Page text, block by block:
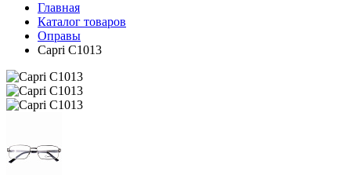
Главная
Каталог товаров
Оправы
Capri C1013